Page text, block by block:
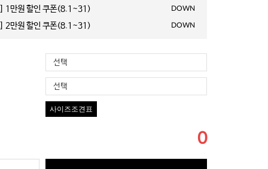
] 1만원 할인 쿠폰(8.1~31) DOWN
] 2만원 할인 쿠폰(8.1~31) DOWN
선택
선택
사이즈조견표
0